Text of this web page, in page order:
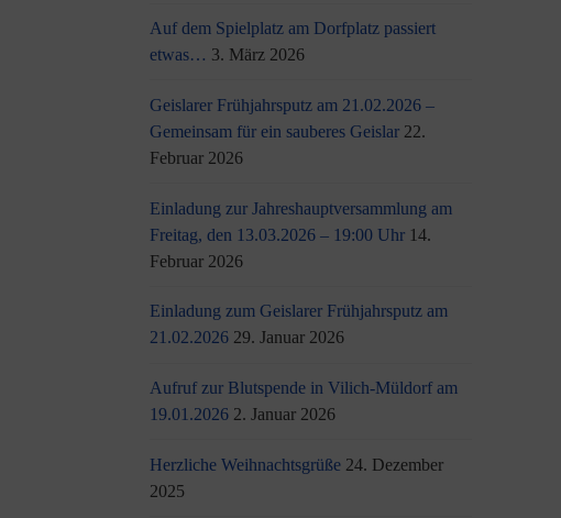
Auf dem Spielplatz am Dorfplatz passiert
etwas… 3. März 2026
Geislarer Frühjahrsputz am 21.02.2026 –
Gemeinsam für ein sauberes Geislar 22.
Februar 2026
Einladung zur Jahreshauptversammlung am
Freitag, den 13.03.2026 – 19:00 Uhr 14.
Februar 2026
Einladung zum Geislarer Frühjahrsputz am
21.02.2026 29. Januar 2026
Aufruf zur Blutspende in Vilich-Müldorf am
19.01.2026 2. Januar 2026
Herzliche Weihnachtsgrüße 24. Dezember
2025